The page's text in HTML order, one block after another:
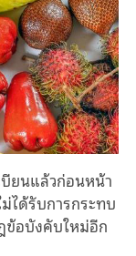
ยนแล้วก่อนหน้า
ได้รับการกระทบ
ข้อบังคับใหม่อีก